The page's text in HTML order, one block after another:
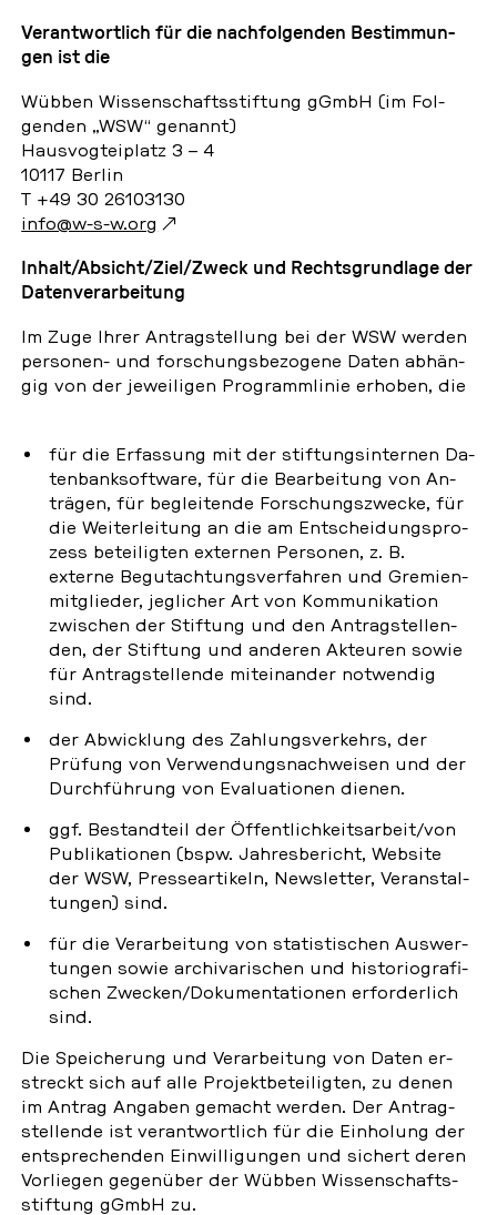
Ver­ant­wort­lich für die nach­fol­gen­den Be­stim­mun­
gen ist die
Wübben Wis­sen­schafts­stif­tung gGmbH (im Fol­
gen­den „WSW“ genannt)
Haus­vog­tei­platz 3 – 4
10117 Berlin
T +49 30 26103130
info@w-s-w.org
Inhalt/Absicht/Ziel/Zweck und Rechts­grund­la­ge der
Da­ten­ver­ar­bei­tung
Im Zuge Ihrer An­trag­stel­lung bei der WSW werden
per­so­nen- und for­schungs­be­zo­ge­ne Daten ab­hän­
gig von der je­wei­li­gen Pro­gramm­li­nie erhoben, die
für die Er­fas­sung mit der stif­tungs­in­ter­nen Da­
ten­bank­soft­ware, für die Be­ar­bei­tung von An­
trä­gen, für be­glei­ten­de For­schungs­zwe­cke, für
die Wei­ter­lei­tung an die am Ent­schei­dungs­pro­
zess be­tei­lig­ten ex­ter­nen Per­so­nen, z. B.
externe Be­gut­ach­tungs­ver­fah­ren und Gre­mi­en­
mit­glie­der, jeg­li­cher Art von Kom­mu­ni­ka­ti­on
zwi­schen der Stif­tung und den An­trag­stel­len­
den, der Stif­tung und anderen Ak­teu­ren sowie
für An­trag­stel­len­de mit­ein­an­der not­wen­dig
sind.
der Ab­wick­lung des Zah­lungs­ver­kehrs, der
Prüfung von Ver­wen­dungs­nach­wei­sen und der
Durch­füh­rung von Eva­lua­tio­nen dienen.
ggf. Be­stand­teil der Öf­fent­lich­keits­ar­beit/von
Pu­bli­ka­tio­nen (bspw. Jah­res­be­richt, Website
der WSW, Pres­se­ar­ti­keln, News­let­ter, Ver­an­stal­
tun­gen) sind.
für die Ver­ar­bei­tung von sta­tis­ti­schen Aus­wer­
tun­gen sowie ar­chi­va­ri­schen und his­to­rio­gra­fi­
schen Zwecken/Do­ku­men­ta­tio­nen er­for­der­lich
sind.
Die Spei­che­rung und Ver­ar­bei­tung von Daten er­
streckt sich auf alle Pro­jekt­be­tei­lig­ten, zu denen
im Antrag Angaben gemacht werden. Der An­trag­
stel­len­de ist ver­ant­wort­lich für die Ein­ho­lung der
ent­spre­chen­den Ein­wil­li­gun­gen und sichert deren
Vor­lie­gen ge­gen­über der Wübben Wis­sen­schafts­
stif­tung gGmbH zu.